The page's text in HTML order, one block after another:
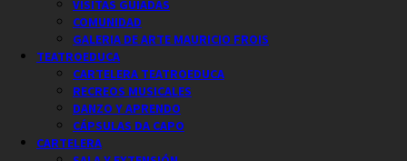
VISITAS GUIADAS
COMUNIDAD
GALERIA DE ARTE MAURICIO FROIS
TEATROEDUCA
CARTELERA TEATROEDUCA
RECREOS MUSICALES
DANZO Y APRENDO
CÁPSULAS DA CAPO
CARTELERA